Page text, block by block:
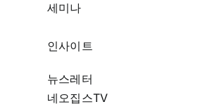
세미나
인사이트
뉴스레터
네오집스TV